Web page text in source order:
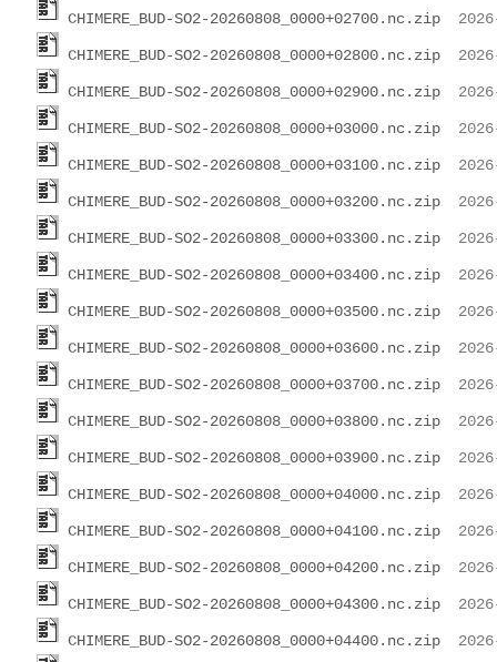
CHIMERE_BUD-SO2-20260808_0000+02700.nc.zip
CHIMERE_BUD-SO2-20260808_0000+02800.nc.zip
CHIMERE_BUD-SO2-20260808_0000+02900.nc.zip
CHIMERE_BUD-SO2-20260808_0000+03000.nc.zip
CHIMERE_BUD-SO2-20260808_0000+03100.nc.zip
CHIMERE_BUD-SO2-20260808_0000+03200.nc.zip
CHIMERE_BUD-SO2-20260808_0000+03300.nc.zip
CHIMERE_BUD-SO2-20260808_0000+03400.nc.zip
CHIMERE_BUD-SO2-20260808_0000+03500.nc.zip
CHIMERE_BUD-SO2-20260808_0000+03600.nc.zip
CHIMERE_BUD-SO2-20260808_0000+03700.nc.zip
CHIMERE_BUD-SO2-20260808_0000+03800.nc.zip
CHIMERE_BUD-SO2-20260808_0000+03900.nc.zip
CHIMERE_BUD-SO2-20260808_0000+04000.nc.zip
CHIMERE_BUD-SO2-20260808_0000+04100.nc.zip
CHIMERE_BUD-SO2-20260808_0000+04200.nc.zip
CHIMERE_BUD-SO2-20260808_0000+04300.nc.zip
CHIMERE_BUD-SO2-20260808_0000+04400.nc.zip